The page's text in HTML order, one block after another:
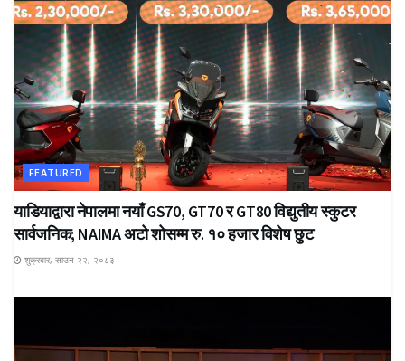
FEATURED
याडियाद्वारा नेपालमा नयाँ GS70, GT70 र GT80 विद्युतीय स्कुटर
सार्वजनिक; NAIMA अटो शोसम्म रु. १० हजार विशेष छुट
शुक्रबार, साउन २२, २०८३